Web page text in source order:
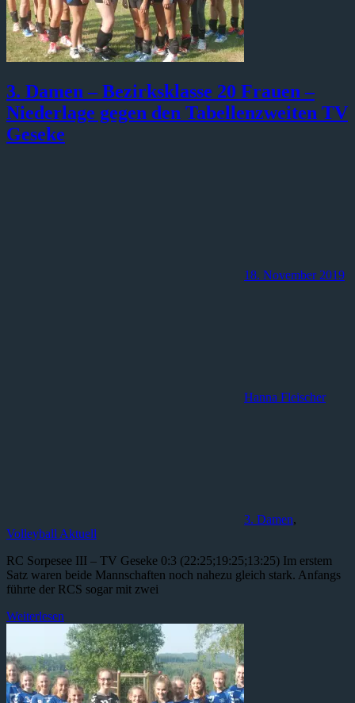
3. Damen – Bezirksklasse 20 Frauen –
Niederlage gegen den Tabellenzweiten TV
Geseke
18. November 2019
Hanna Fleischer
3. Damen,
Volleyball Aktuell
RC Sorpesee III – TV Geseke 0:3 (22:25;19:25;13:25) Im erstem
Satz waren beide Mannschaften noch nahezu gleich stark. Anfangs
führte der RCS sogar mit zwei
Weiterlesen